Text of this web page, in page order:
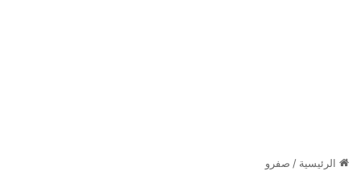
الرئيسية / صفرو